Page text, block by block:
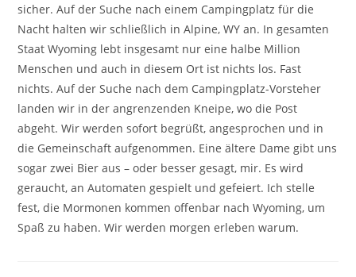
sicher. Auf der Suche nach einem Campingplatz für die
Nacht halten wir schließlich in Alpine, WY an. In gesamten
Staat Wyoming lebt insgesamt nur eine halbe Million
Menschen und auch in diesem Ort ist nichts los. Fast
nichts. Auf der Suche nach dem Campingplatz-Vorsteher
landen wir in der angrenzenden Kneipe, wo die Post
abgeht. Wir werden sofort begrüßt, angesprochen und in
die Gemeinschaft aufgenommen. Eine ältere Dame gibt uns
sogar zwei Bier aus – oder besser gesagt, mir. Es wird
geraucht, an Automaten gespielt und gefeiert. Ich stelle
fest, die Mormonen kommen offenbar nach Wyoming, um
Spaß zu haben. Wir werden morgen erleben warum.